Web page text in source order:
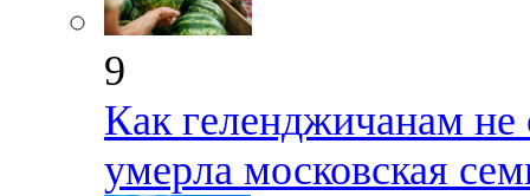
9
Как геленджичанам не
умерла московская